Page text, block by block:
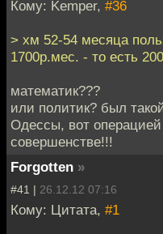
Кому: Kemper, #36
> хм 52-54 месяца
1700р.мес. - то есть
математик???
или политик? был
Одессы, вот
совершенстве!!!
Forgotten »
#41 | 26.12.12 07:16
Кому: Цитата, #1